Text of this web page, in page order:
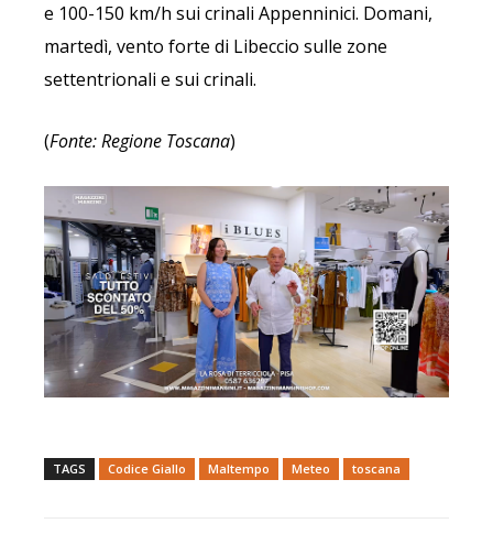
e 100-150 km/h sui crinali Appenninici. Domani,
martedì, vento forte di Libeccio sulle zone
settentrionali e sui crinali.
(Fonte: Regione Toscana)
TAGS Codice Giallo Maltempo Meteo toscana